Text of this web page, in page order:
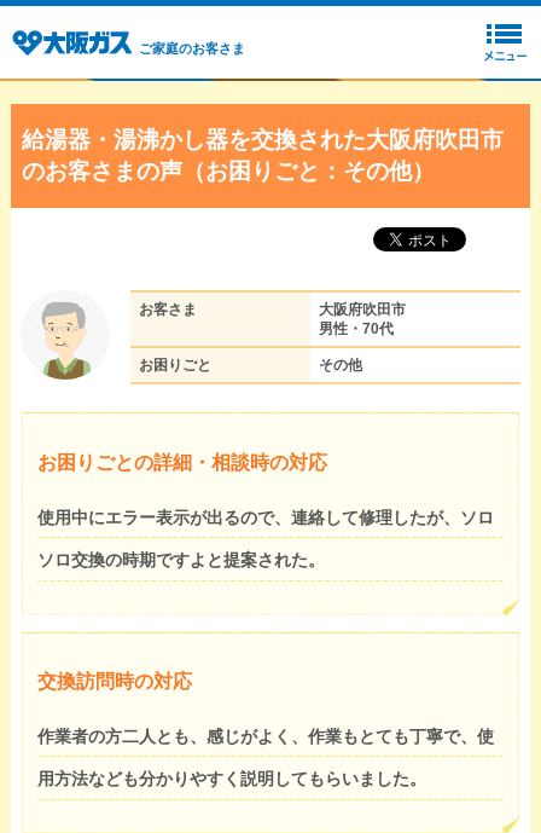
ご家庭のお客さま
給湯器・湯沸かし器を交換された大阪府吹田市
のお客さまの声（お困りごと：その他）
お客さま
大阪府吹田市
男性・70代
お困りごと その他
お困りごとの詳細・相談時の対応
使用中にエラー表示が出るので、連絡して修理したが、ソロ
ソロ交換の時期ですよと提案された。
交換訪問時の対応
作業者の方二人とも、感じがよく、作業もとても丁寧で、使
用方法なども分かりやすく説明してもらいました。